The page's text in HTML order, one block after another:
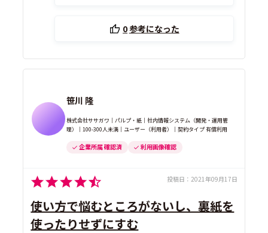
0参考になった
笹川 隆
株式会社ササガワ｜パルプ・紙｜社内情報システム（開発・運用管
理）｜100-300人未満｜ユーザー（利用者）｜契約タイプ 有償利用
企業所属 確認済 利用画像確認
投稿日： 2021年09月17日
使い方で悩むところがないし、裏紙を
使ったりせずにすむ